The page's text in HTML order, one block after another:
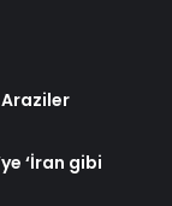
Araziler
‘İran gibi